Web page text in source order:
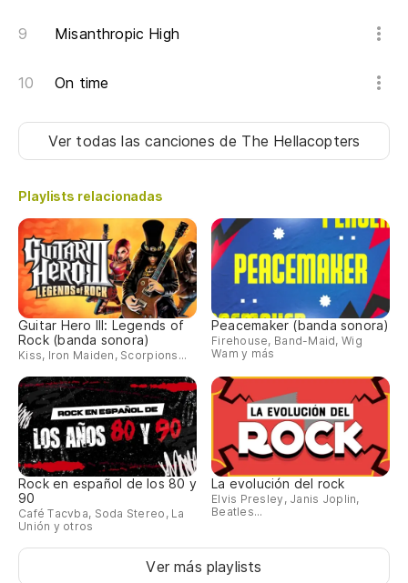
Misanthropic High
On time
Ver todas las canciones de The Hellacopters
Playlists relacionadas
Guitar Hero III: Legends of
Rock (banda sonora)
Kiss, Iron Maiden, Scorpions...
Peacemaker (banda sonora)
Firehouse, Band-Maid, Wig
Wam y más
Rock en español de los 80 y
90
Café Tacvba, Soda Stereo, La
Unión y otros
La evolución del rock
Elvis Presley, Janis Joplin,
Beatles...
Ver más playlists